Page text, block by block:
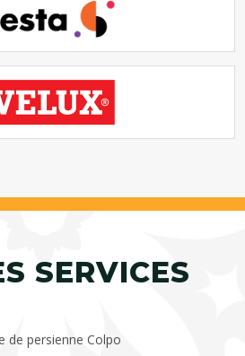
SERVICES
de persienne Colpo